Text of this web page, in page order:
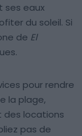
ses eaux
du soleil. Si
de El
pour rendre
la plage,
des locations
pas de